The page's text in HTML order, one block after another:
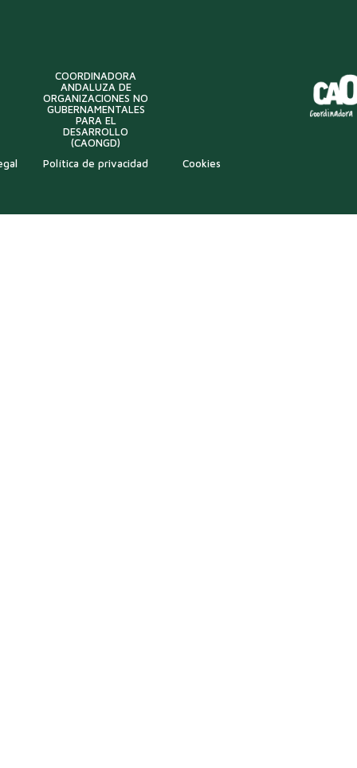
COORDINADORA
ANDALUZA DE
ORGANIZACIONES NO
GUBERNAMENTALES
PARA EL
DESARROLLO
(CAONGD)
Política de privacidad Cookies